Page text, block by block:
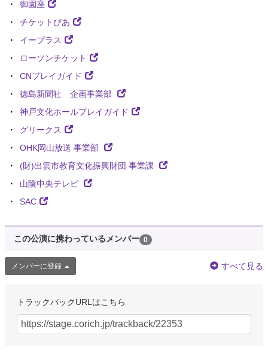
御園座
チケットぴあ
イープラス
ローソンチケット
CNプレイガイド
徳島新聞社 企画事業部
神戸文化ホールプレイガイド
グリークス
OHK岡山放送 事業部
(財)出雲市教育文化振興財団 事業課
山陰中央テレビ
SAC
この公演に携わっているメンバー 0
メンバーに登録 すべて見る
トラックバックURLはこちら